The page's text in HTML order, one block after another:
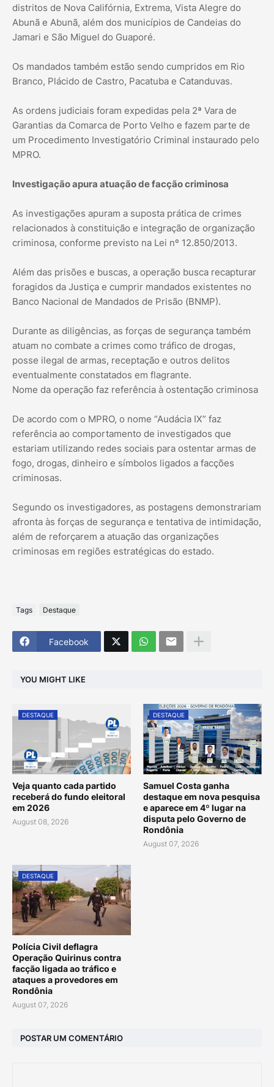
distritos de Nova Califórnia, Extrema, Vista Alegre do
Abunã e Abunã, além dos municípios de Candeias do
Jamari e São Miguel do Guaporé.
Os mandados também estão sendo cumpridos em Rio
Branco, Plácido de Castro, Pacatuba e Catanduvas.
As ordens judiciais foram expedidas pela 2ª Vara de
Garantias da Comarca de Porto Velho e fazem parte de
um Procedimento Investigatório Criminal instaurado pelo
MPRO.
Investigação apura atuação de facção criminosa
As investigações apuram a suposta prática de crimes
relacionados à constituição e integração de organização
criminosa, conforme previsto na Lei nº 12.850/2013.
Além das prisões e buscas, a operação busca recapturar
foragidos da Justiça e cumprir mandados existentes no
Banco Nacional de Mandados de Prisão (BNMP).
Durante as diligências, as forças de segurança também
atuam no combate a crimes como tráfico de drogas,
posse ilegal de armas, receptação e outros delitos
eventualmente constatados em flagrante.
Nome da operação faz referência à ostentação criminosa
De acordo com o MPRO, o nome “Audácia IX” faz
referência ao comportamento de investigados que
estariam utilizando redes sociais para ostentar armas de
fogo, drogas, dinheiro e símbolos ligados a facções
criminosas.
Segundo os investigadores, as postagens demonstrariam
afronta às forças de segurança e tentativa de intimidação,
além de reforçarem a atuação das organizações
criminosas em regiões estratégicas do estado.
Tags Destaque
Facebook
YOU MIGHT LIKE
DESTAQUE
Veja quanto cada partido
receberá do fundo eleitoral
em 2026
August 08, 2026
DESTAQUE
Samuel Costa ganha
destaque em nova pesquisa
e aparece em 4º lugar na
disputa pelo Governo de
Rondônia
August 07, 2026
DESTAQUE
Polícia Civil deflagra
Operação Quirinus contra
facção ligada ao tráfico e
ataques a provedores em
Rondônia
August 07, 2026
POSTAR UM COMENTÁRIO